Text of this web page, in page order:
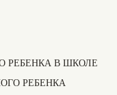
РЕБЕНКА В ШКОЛЕ
РЕБЕНКА